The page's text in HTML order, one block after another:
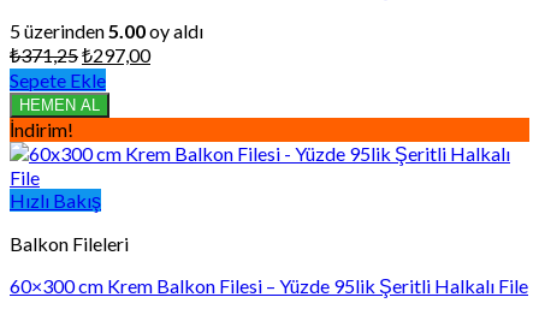
5 üzerinden 5.00oy aldı
₺371,25Orijinal
fiyat:
₺371,25.
₺297,00Şu
₺297,00.
Sepete Ekle
HEMEN AL
İndirim!
Hızlı Bakış
Balkon Fileleri
60×300 cm Krem Balkon Filesi – Yüzde 95lik Şeritli Halkalı File